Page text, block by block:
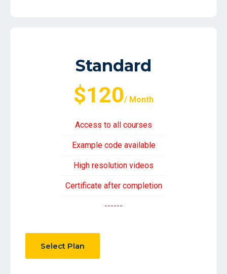
Standard
$120/ Month
Access to all courses
Example code available
High resolution videos
Certificate after completion
------
Select Plan